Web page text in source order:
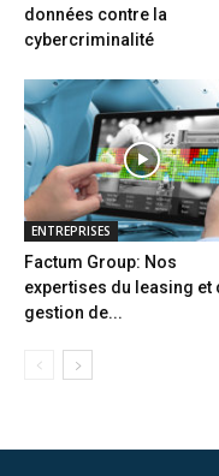
données contre la
cybercriminalité
ENTREPRISES
Factum Group: Nos
expertises du leasing et
gestion de...